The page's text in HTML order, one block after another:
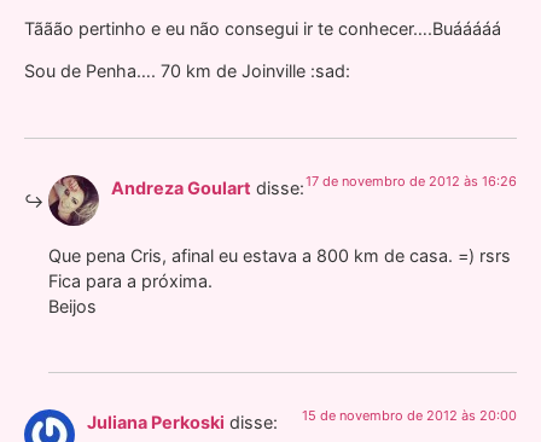
Tããão pertinho e eu não consegui ir te conhecer….Buááááá
Sou de Penha…. 70 km de Joinville :sad:
Andreza Goulart disse:17 de novembro de 2012 às 16:26
Que pena Cris, afinal eu estava a 800 km de casa. =) rsrs
Fica para a próxima.
Beijos
Juliana Perkoski disse: 15 de novembro de 2012 às 20:00